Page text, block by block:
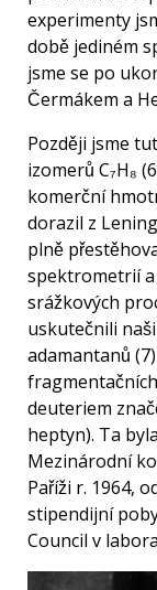
experimenty
době jediném
jsme se po
Čermákem a
Později jsme
izomerů C₇H₈
komerční
dorazil z
plně
spektrometrií
srážkových
uskutečnili
adamantanů
deuteriem
heptyn). Ta
Mezinárodní
Paříži r. 1964,
stipendijní
Council v